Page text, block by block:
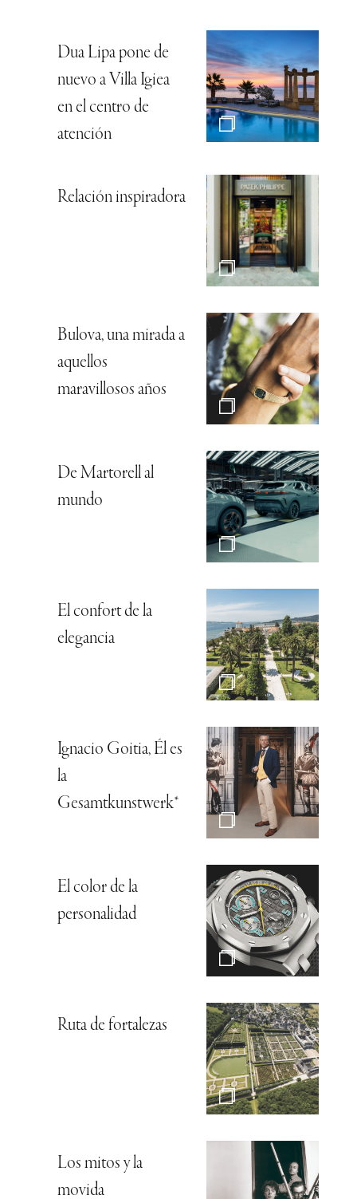
Dua Lipa pone de
nuevo a Villa Igiea
en el centro de
atención
Relación inspiradora
Bulova, una mirada a
aquellos
maravillosos años
De Martorell al
mundo
El confort de la
elegancia
Ignacio Goitia, Él es
la
Gesamtkunstwerk*
El color de la
personalidad
Ruta de fortalezas
Los mitos y la
movida